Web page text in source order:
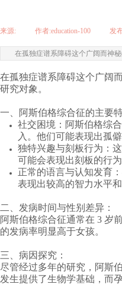
来源: 作者:education-100 发
在孤独症谱系障碍这个广阔而神
在孤独症谱系障碍这个广阔
研究对象。
一、阿斯伯格综合征的主要特
社交困境： 阿斯伯格综
入。他们可能表现出孤
独特兴趣与刻板行为：
可能会表现出刻板的行
正常的语言与认知发育：
表现出较高的智力水平和
二、发病时间与性别差异：
阿斯伯格综合征通常在 3 岁
的发病率明显高于女孩。
三、病因探究：
尽管经过多年的研究，阿斯
发生提供了生物学基础，而